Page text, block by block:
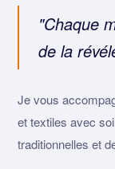
"Chaque
de la
Je vous
et textiles avec
traditionnelles et